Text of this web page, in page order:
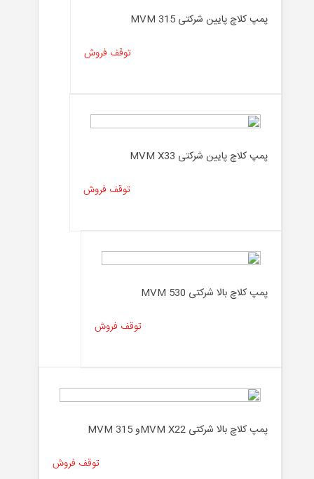
پمپ کلاچ پایین شرکتی MVM 315
توقف فروش
پمپ کلاچ پایین شرکتی MVM X33
توقف فروش
پمپ کلاچ بالا شرکتی MVM 530
توقف فروش
پمپ کلاچ بالا شرکتی MVM X22و MVM 315
توقف فروش